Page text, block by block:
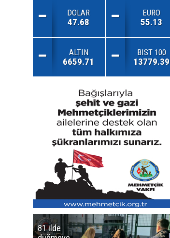
DOLAR
47.68
EURO
55.13
ALTIN
6659.71
BIST 100
13779.39
81 ilde